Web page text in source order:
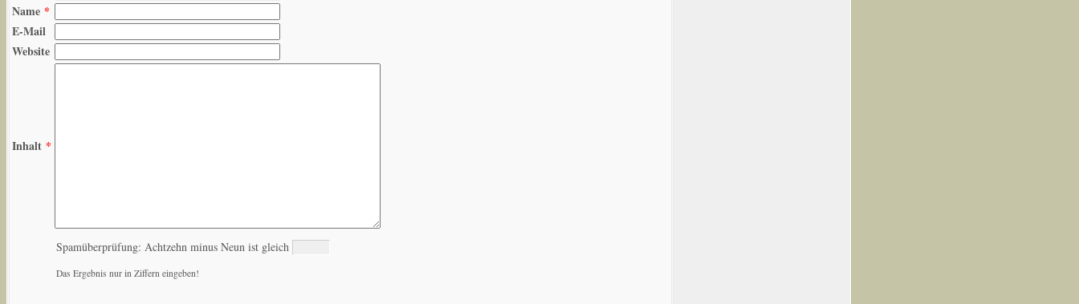
Name *
E-Mail
Website
Inhalt *
Spamüberprüfung: Achtzehn minus Neun ist gleich
Das Ergebnis nur in Ziffern eingeben!